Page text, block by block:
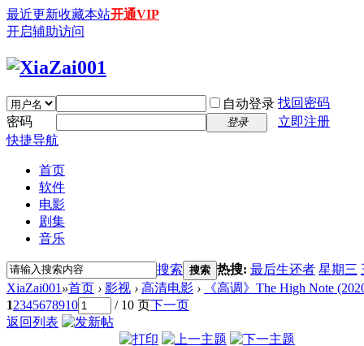
最近更新收藏本站开通VIP
开启辅助访问
自动登录 找回密码
密码
登录
立即注册
快捷导航
首页
软件
电影
剧集
音乐
搜索 搜索 热搜: 最后生还者 星期三
XiaZai001 »首页 › 影视 › 高清电影 ›
《高调》The High Note
12345678910 / 10 页下一页
返回列表